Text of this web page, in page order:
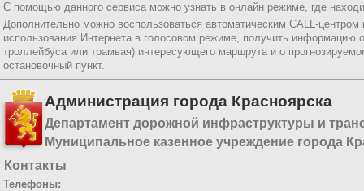
С помощью данного сервиса можно узнать в онлайн режиме, где
Дополнительно можно воспользоваться автоматическим CALL-
использования Интернета в голосовом режиме, получить информацию
троллейбуса или трамвая) интересующего маршрута и о
остановочный пункт.
Администрация города Красноярска
Департамент дорожной инфраструктуры и
Муниципальное казенное учреждение города
Контакты
Телефоны: